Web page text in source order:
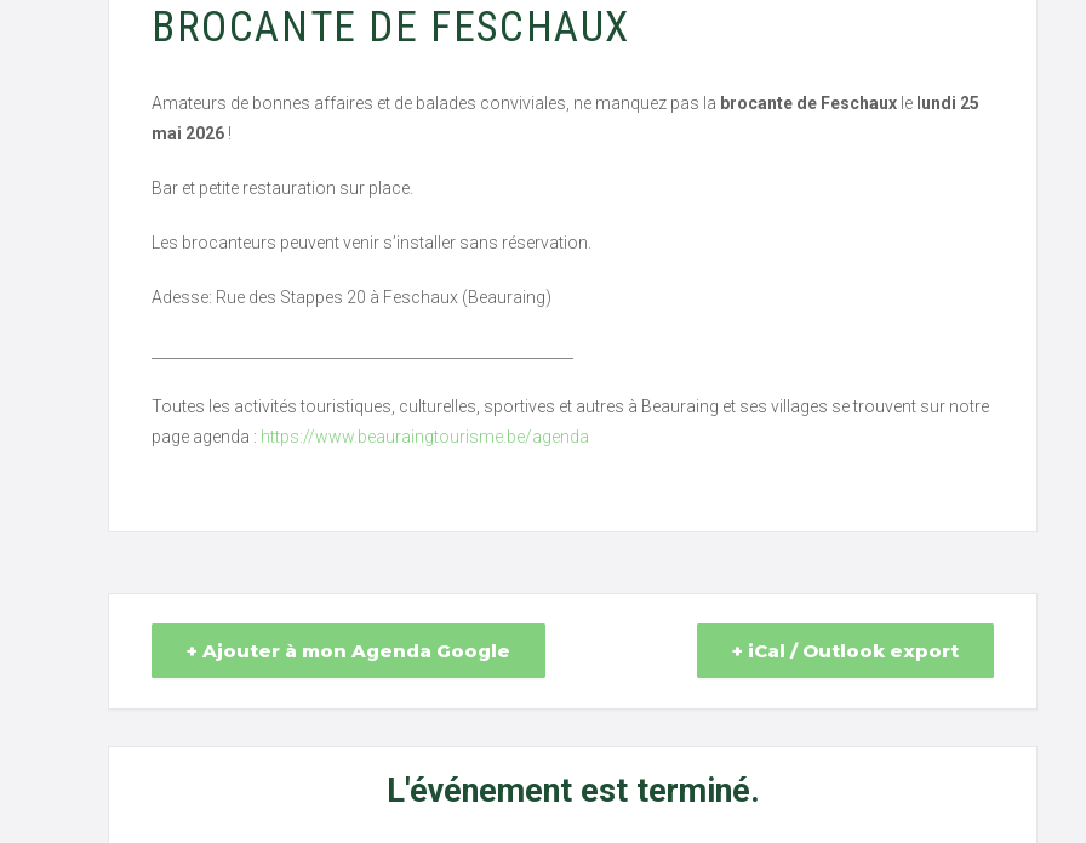
BROCANTE DE FESCHAUX
Amateurs de bonnes affaires et de balades conviviales, ne manquez pas la brocante de Feschaux le lundi 25
mai 2026 !
Bar et petite restauration sur place.
Les brocanteurs peuvent venir s’installer sans réservation.
Adesse: Rue des Stappes 20 à Feschaux (Beauraing)
Toutes les activités touristiques, culturelles, sportives et autres à Beauraing et ses villages se trouvent sur notre
page agenda : https://www.beauraingtourisme.be/agenda
+ Ajouter à mon Agenda Google + iCal / Outlook export
L'événement est terminé.